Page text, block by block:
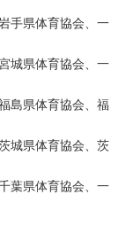
手県体育協会、一
城県体育協会、一
島県体育協会、福
城県体育協会、茨
葉県体育協会、一